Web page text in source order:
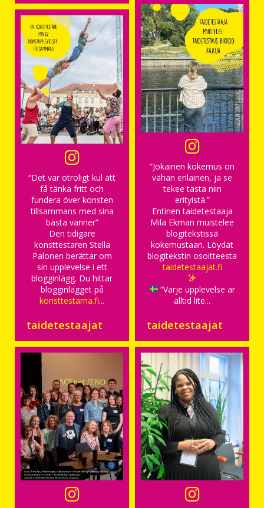
“Det var otroligt kul att
få tänka fritt och
fundera över konsten
tillsammans med sina
bästa vänner”
Den tidigare
konsttestaren Stella
Palonen berättar om
sin upplevelse i ett
blogginlägg. Du hittar
blogginlägget på
konsttestarna.fi...
taidetestaajat
“Jokainen kokemus on
vähän erilainen, ja se
tekee tästä niin
erityistä.”
Entinen taidetestaaja
Mila Ekman muistelee
blogitekstissä
kokemustaan. Löydät
blogitekstin osoitteesta
taidetestaajat.fi
“Varje upplevelse är
alltid lite...
taidetestaajat